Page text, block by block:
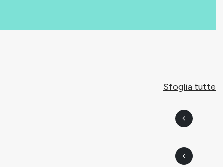
Sfoglia tutte